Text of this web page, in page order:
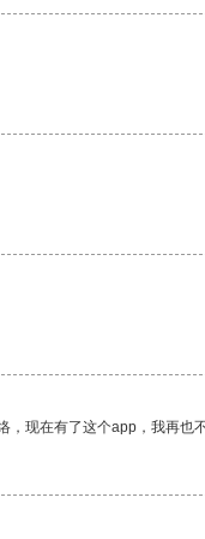
现在有了这个app，我再也不